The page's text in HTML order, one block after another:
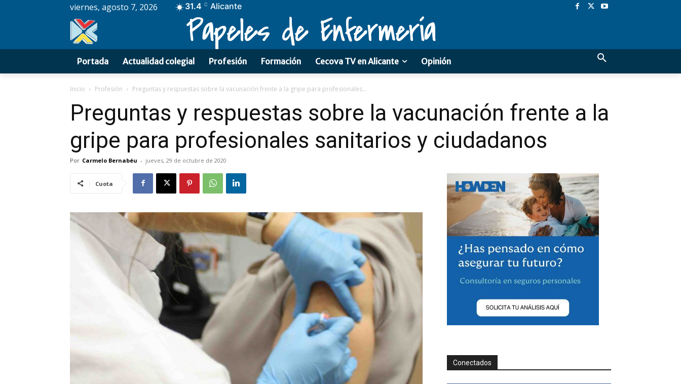
viernes, agosto 7, 2026 31.4 C Alicante
Papeles de Enfermería
Portada Actualidad colegial Profesión Formación Cecova TV en Alicante Opinión
Inicio Profesión Preguntas y respuestas sobre la vacunación frente a la gripe para profesionales...
Preguntas y respuestas sobre la vacunación frente a la
gripe para profesionales sanitarios y ciudadanos
Por Carmelo Bernabéu - jueves, 29 de octubre de 2020
Cuota
Conectados